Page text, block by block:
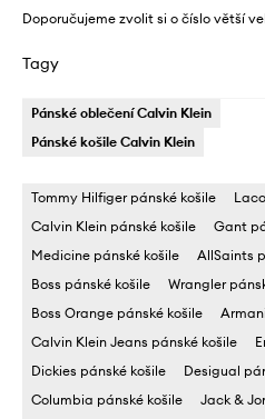
Doporučujeme zvolit si o číslo větší
Tagy
Pánské oblečení Calvin Klein
Pánské košile Calvin Klein
Tommy Hilfiger pánské košile
Calvin Klein pánské košile
Gant
Medicine pánské košile
AllSaints
Boss pánské košile
Wrangler
Boss Orange pánské košile
Calvin Klein Jeans pánské košile
Dickies pánské košile
Desigual
Columbia pánské košile
Jack &